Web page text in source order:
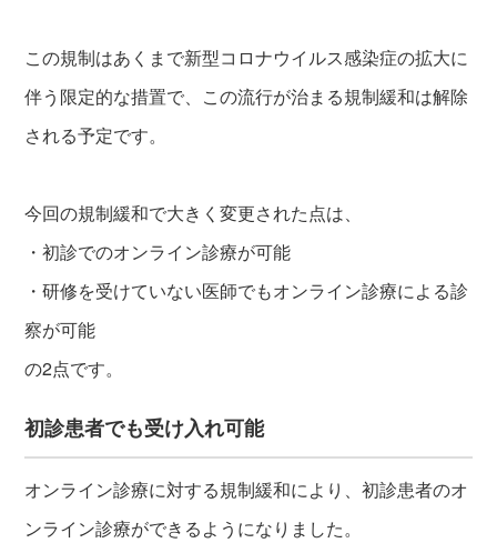
この規制はあくまで新型コロナウイルス感染症の拡大に
伴う限定的な措置で、この流行が治まる規制緩和は解除
される予定です。
今回の規制緩和で大きく変更された点は、
・初診でのオンライン診療が可能
・研修を受けていない医師でもオンライン診療による診
察が可能
の2点です。
初診患者でも受け入れ可能
オンライン診療に対する規制緩和により、初診患者のオ
ンライン診療ができるようになりました。